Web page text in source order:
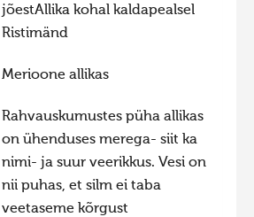
2018
2016
2015
2014
2013
2012
jõestAllika kohal kaldapealsel
Ristimänd
Merioone allikas
Rahvauskumustes püha allikas
on ühenduses merega- siit ka
nimi- ja suur veerikkus. Vesi on
nii puhas, et silm ei taba
veetaseme kõrgust